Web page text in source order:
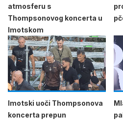
atmosferu s
Thompsonovog koncerta u
Imotskom
Imotski uoči Thompsonova
koncerta prepun